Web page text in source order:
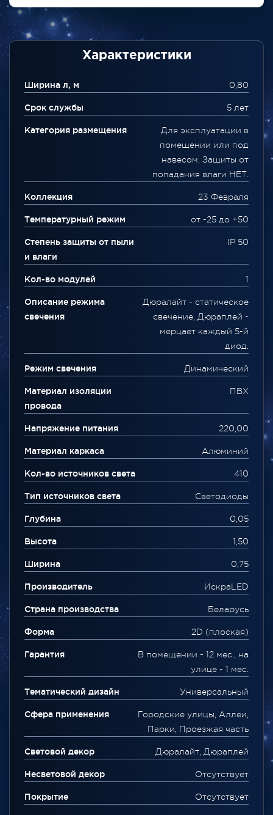
Характеристики
Ширина л, м 0,80
Срок службы 5 лет
Категория размещения
Для эксплуатации в
помещении или под
навесом. Защиты от
попадания влаги НЕТ.
Коллекция 23 Февраля
Температурный режим от -25 до +50
Степень защиты от пыли
и влаги
IP 50
Кол-во модулей 1
Описание режима
свечения
Дюралайт - статическое
свечение, Дюраплей -
мерцает каждый 5-й
диод.
Режим свечения Динамический
Материал изоляции
провода
ПВХ
Напряжение питания 220,00
Материал каркаса Алюминий
Кол-во источников света 410
Тип источников света Светодиоды
Глубина 0,05
Высота 1,50
Ширина 0,75
Производитель ИскраLED
Страна производства Беларусь
Форма 2D (плоская)
Гарантия
В помещении - 12 мес., на
улице - 1 мес.
Тематический дизайн Универсальный
Сфера применения
Городские улицы, Аллеи,
Парки, Проезжая часть
Световой декор Дюралайт, Дюраплей
Несветовой декор Отсутствует
Покрытие Отсутствует